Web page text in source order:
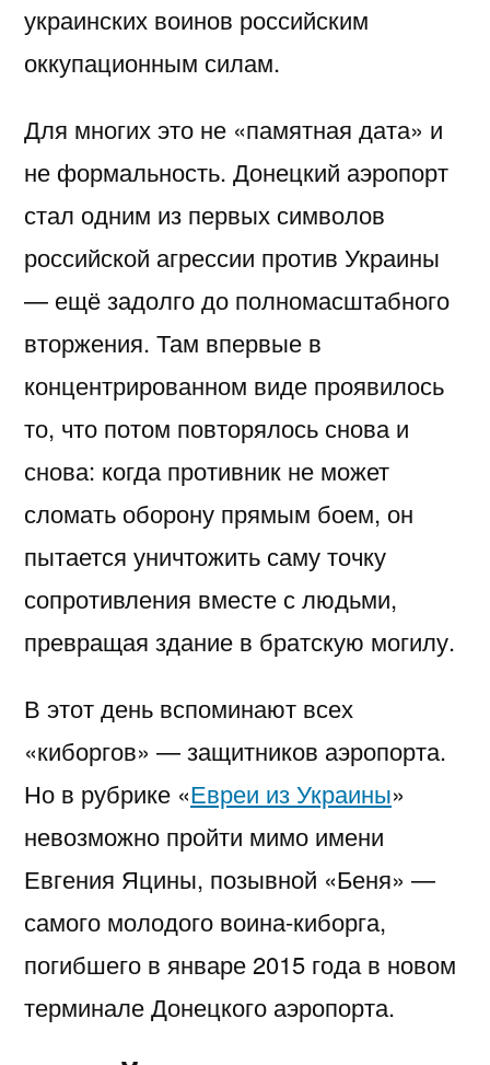
украинских воинов российским
оккупационным силам.
Для многих это не «памятная дата» и
не формальность. Донецкий аэропорт
стал одним из первых символов
российской агрессии против Украины
— ещё задолго до полномасштабного
вторжения. Там впервые в
концентрированном виде проявилось
то, что потом повторялось снова и
снова: когда противник не может
сломать оборону прямым боем, он
пытается уничтожить саму точку
сопротивления вместе с людьми,
превращая здание в братскую могилу.
В этот день вспоминают всех
«киборгов» — защитников аэропорта.
Но в рубрике «Евреи из Украины»
невозможно пройти мимо имени
Евгения Яцины, позывной «Беня» —
самого молодого воина-киборга,
погибшего в январе 2015 года в новом
терминале Донецкого аэропорта.